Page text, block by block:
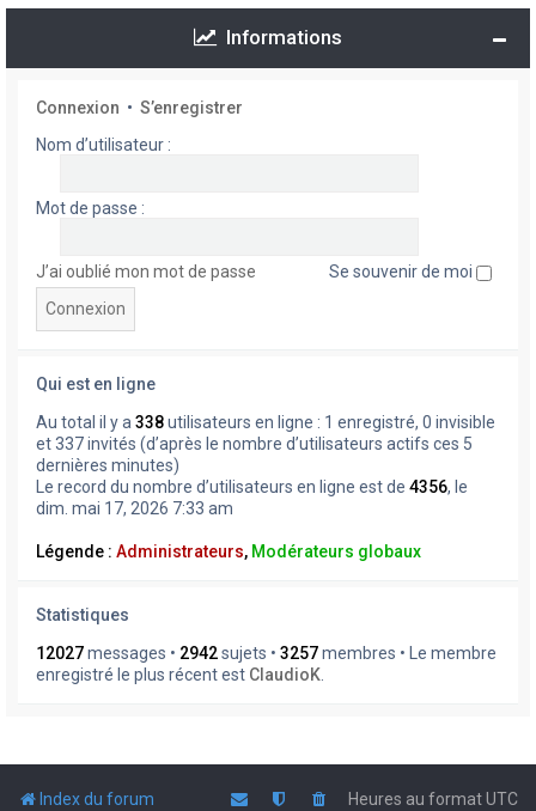
Informations
Connexion • S’enregistrer
Nom d’utilisateur :
Mot de passe :
J’ai oublié mon mot de passe Se souvenir de moi
Qui est en ligne
Au total il y a 338utilisateurs en ligne : 1 enregistré, 0 invisible
et 337 invités (d’après le nombre d’utilisateurs actifs ces 5
dernières minutes)
Le record du nombre d’utilisateurs en ligne est de 4356, le
dim. mai 17, 2026 7:33 am
Légende : Administrateurs, Modérateurs globaux
Statistiques
12027messages • 2942sujets • 3257membres • Le membre
enregistré le plus récent est ClaudioK
Index du forum Heures au formatUTC